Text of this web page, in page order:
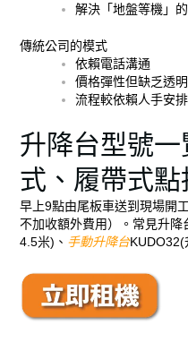
解決「地盤等機」
傳統公司的模式
依賴電話溝通
價格彈性但缺乏透明
流程較依賴人手安排
升降台型號
式、履帶式點
早上9點由尾板車送到現場開
不加收額外費用）。常見升降
4.5米)、 手動升降台KUDO32(